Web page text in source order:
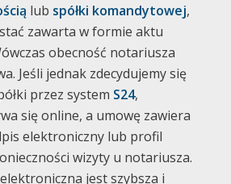
lub spółki komandytowej,
zawarta w formie aktu
obecność notariusza
Jeśli jednak zdecydujemy się
przez system S24,
się online, a umowę zawiera
elektroniczny lub profil
wizyty u notariusza.
jest szybsza i